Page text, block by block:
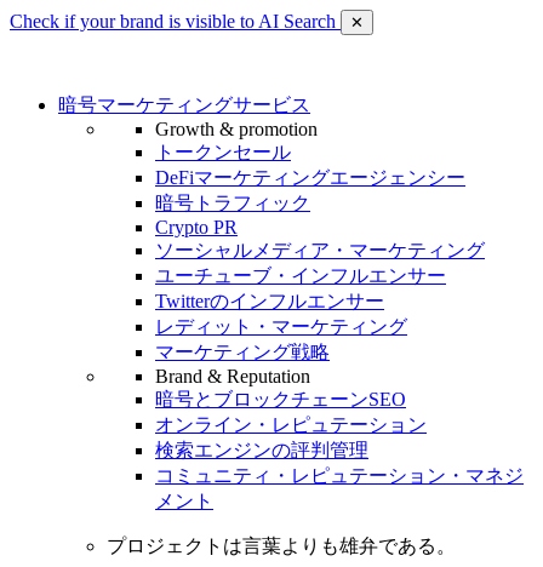
Check if your brand is visible to AI Search ✕
暗号マーケティングサービス
Growth & promotion
トークンセール
DeFiマーケティングエージェンシー
暗号トラフィック
Crypto PR
ソーシャルメディア・マーケティング
ユーチューブ・インフルエンサー
Twitterのインフルエンサー
レディット・マーケティング
マーケティング戦略
Brand & Reputation
暗号とブロックチェーンSEO
オンライン・レピュテーション
検索エンジンの評判管理
コミュニティ・レピュテーション・マネジ
メント
プロジェクトは言葉よりも雄弁である。